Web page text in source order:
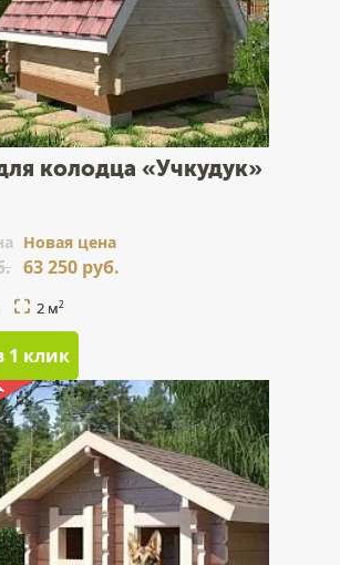
колодца «Учкудук»
Новая цена
63 250 руб.
2 м2
1 клик